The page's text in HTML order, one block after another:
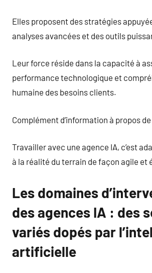
Elles proposent des stratégies
analyses avancées et des outils
Leur force réside dans la capacité à
performance technologique et
humaine des besoins clients.
Complément d’information à propos de
Travailler avec une agence IA, c’est
à la réalité du terrain de façon agile et
Les domaines
des agences IA : des
variés dopés par
artificielle